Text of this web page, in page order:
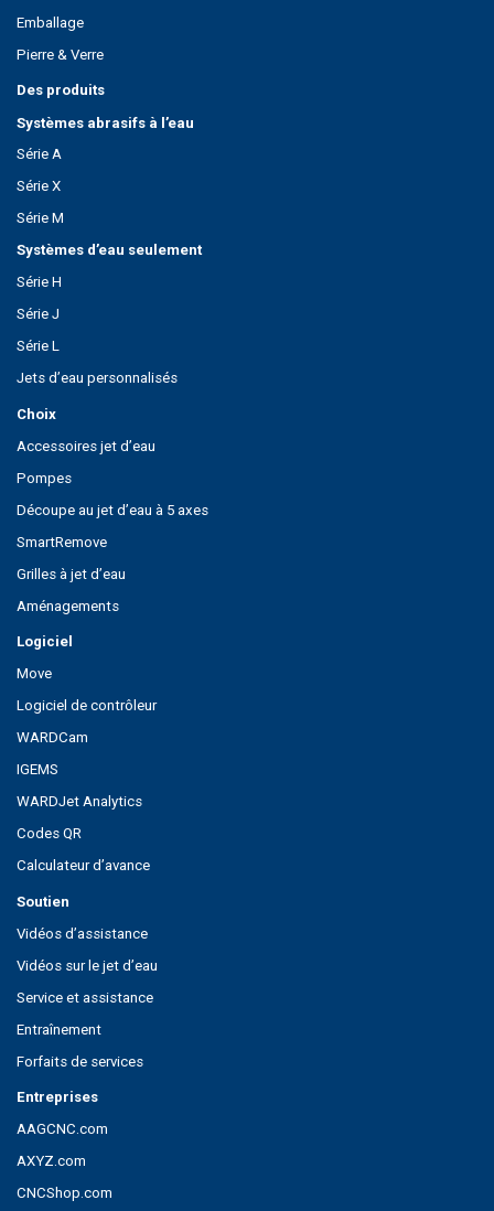
Emballage
Pierre & Verre
Des produits
Systèmes abrasifs à l’eau
Série A
Série X
Série M
Systèmes d’eau seulement
Série H
Série J
Série L
Jets d’eau personnalisés
Choix
Accessoires jet d’eau
Pompes
Découpe au jet d’eau à 5 axes
SmartRemove
Grilles à jet d’eau
Aménagements
Logiciel
Move
Logiciel de contrôleur
WARDCam
IGEMS
WARDJet Analytics
Codes QR
Calculateur d’avance
Soutien
Vidéos d’assistance
Vidéos sur le jet d’eau
Service et assistance
Entraînement
Forfaits de services
Entreprises
AAGCNC.com
AXYZ.com
CNCShop.com